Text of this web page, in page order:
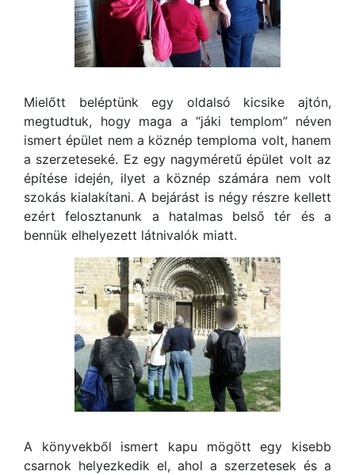
Mielőtt beléptünk egy oldalsó kicsike ajtón,
megtudtuk, hogy maga a “jáki templom” néven
ismert épület nem a köznép temploma volt, hanem
a szerzeteseké. Ez egy nagyméretű épület volt az
építése idején, ilyet a köznép számára nem volt
szokás kialakítani. A bejárást is négy részre kellett
ezért felosztanunk a hatalmas belső tér és a
bennük elhelyezett látnivalók miatt.
A könyvekből ismert kapu mögött egy kisebb
csarnok helyezkedik el, ahol a szerzetesek és a